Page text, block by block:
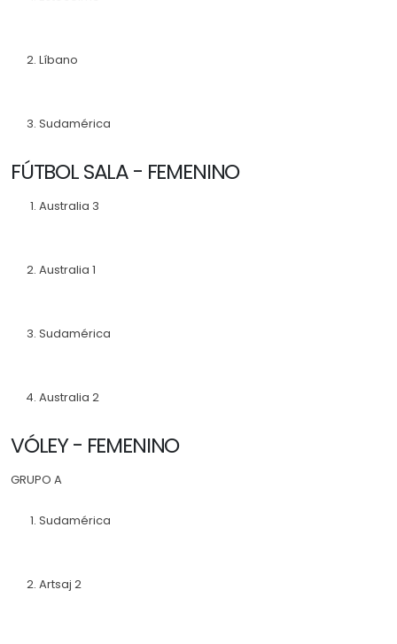
Líbano
Sudamérica
FÚTBOL SALA - FEMENINO
Australia 3
Australia 1
Sudamérica
Australia 2
VÓLEY - FEMENINO
GRUPO A
Sudamérica
Artsaj 2